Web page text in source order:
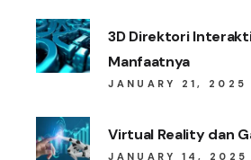
3D Direktori
Manfaatnya
JANUARY 21, 2025
Virtual Reality dan
JANUARY 14, 2025